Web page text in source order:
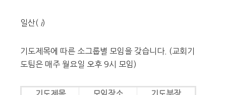
일산( i)
기도제목에 따른 소그룹별 모임을 갖습니다. (교회기
도팀은 매주 월요일 오후 9시 모임)